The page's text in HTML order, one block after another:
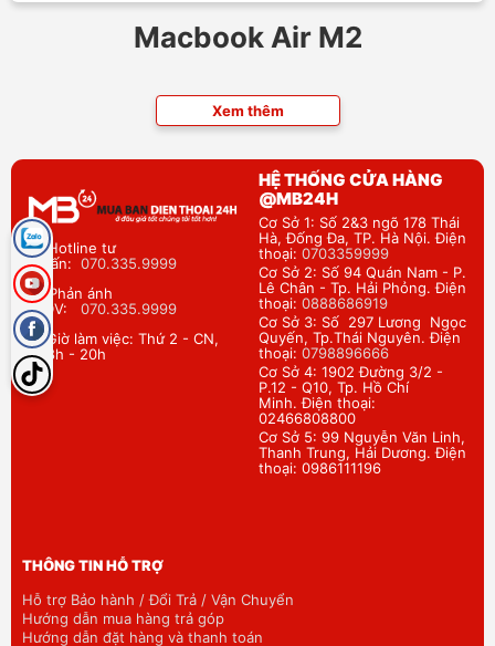
Macbook Air M2
Xem thêm
Hotline tư
vấn: 070.335.9999
Phản ánh
DV: 070.335.9999
Giờ làm việc: Thứ 2 - CN,
8h - 20h
HỆ THỐNG CỬA HÀNG
@MB24H
Cơ Sở 1: Số 2&3 ngõ 178 Thái
Hà, Đống Đa, TP. Hà Nội. Điện
thoại: 0703359999
Cơ Sở 2: Số 94 Quán Nam - P.
Lê Chân - Tp. Hải Phỏng. Điện
thoại: 0888686919
Cơ Sở 3: Số 297 Lương Ngọc
Quyến, Tp.Thái Nguyên. Điện
thoại: 0798896666
Cơ Sở 4: 1902 Đường 3/2 -
P.12 - Q10, Tp. Hồ Chí
Minh. Điện thoại:
02466808800
Cơ Sở 5: 99 Nguyễn Văn Linh,
Thanh Trung, Hải Dương. Điện
thoại: 0986111196
THÔNG TIN HỖ TRỢ
Hỗ trợ Bảo hành / Đổi Trả / Vận Chuyển
Hướng dẫn mua hàng trả góp
Hướng dẫn đặt hàng và thanh toán